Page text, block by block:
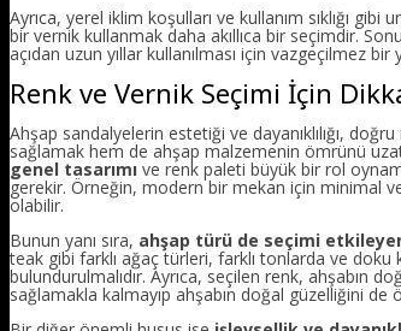
Ayrıca, yerel iklim koşulları ve kullanım sıklığı
bir vernik kullanmak daha akıllıca bir seçimdir.
açıdan uzun yıllar kullanılması için vazgeçilmez bir
Renk ve Vernik Seçimi İçin
Ahşap sandalyelerin estetiği ve dayanıklılığı,
sağlamak hem de ahşap malzemenin ömrünü
genel tasarımı ve renk paleti büyük bir rol
gerekir. Örneğin, modern bir mekan için minimal
olabilir.
Bunun yanı sıra, ahşap türü de seçimi
teak gibi farklı ağaç türleri, farklı tonlarda ve
bulundurulmalıdır. Ayrıca, seçilen renk, ahşabın
sağlamakla kalmayıp ahşabın doğal güzelliğini de